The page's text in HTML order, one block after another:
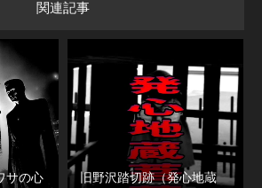
関連記事
サの心
旧野沢踏切跡（発心地蔵